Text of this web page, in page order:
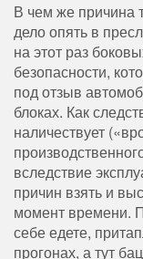
В чем же причина
дело опять в
на этот раз
безопасности,
под отзыв
блоках. Как
наличествует
вследствие
причин взять и
момент времени.
себе едете,
прогонах, а тут